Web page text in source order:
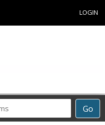
LOGIN
Go